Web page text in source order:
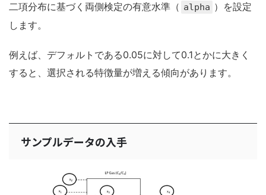
二項分布に基づく両側検定の有意水準（ alpha ）を設定
します。
例えば、デフォルトである0.05に対して0.1とかに大きく
すると、選択される特徴量が増える傾向があります。
サンプルデータの入手